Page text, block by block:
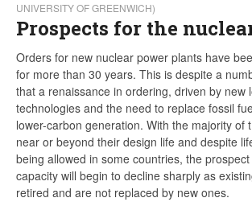
UNIVERSITY OF GREENWICH)
Prospects for the
Orders for new nuclear power plants have
for more than 30 years. This is despite a
that a renaissance in ordering, driven by new
technologies and the need to replace fossil
lower-carbon generation. With the majority of
near or beyond their design life and despite
being allowed in some countries, the
capacity will begin to decline sharply as
retired and are not replaced by new ones.